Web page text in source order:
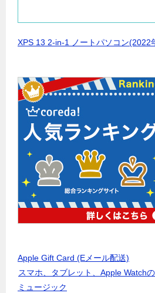
XPS 13 2-in-1 ノートパソコン(2022
Apple Gift Card (Eメール配送)
スマホ、タブレット、Apple Watch
ミュージック